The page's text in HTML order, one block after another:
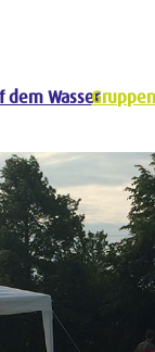
dem WasserGruppen